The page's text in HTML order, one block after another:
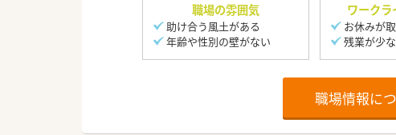
職場の雰囲気
助け合う風土がある
年齢や性別の壁がない
ワークラ
お休みが
残業が少
職場情報に